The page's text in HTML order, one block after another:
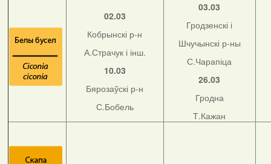
02.03
Кобрынскі р-н
А.Страчук і інш.
10.03
Бярозаўскі р-н
С.Бобель
03.03
Гродзенскі і
Шчучынскі р-ны
С.Чарапіца
26.03
Гродна
Т.Кажан